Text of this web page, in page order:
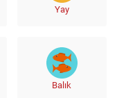
Yay
Balık